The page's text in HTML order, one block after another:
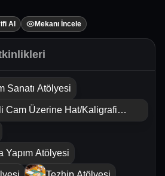
Al Mekanı İncele
Sanatı Atölyesi
Cam Üzerine Hat/Kaligrafi
Yapım Atölyesi